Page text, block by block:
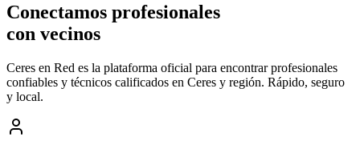
Conectamos profesionales
con vecinos
Ceres en Red es la plataforma oficial para encontrar profesionales
confiables y técnicos calificados en Ceres y región. Rápido, seguro
y local.